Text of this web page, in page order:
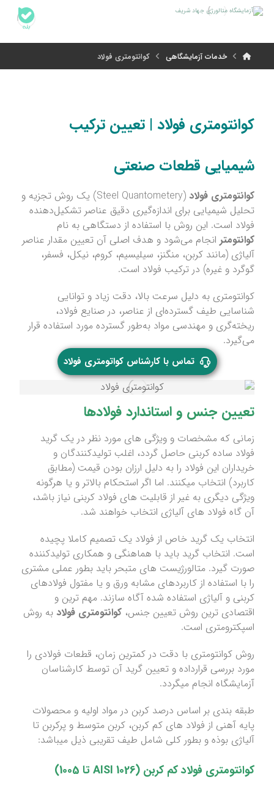
خدمات آزمایشگاهی کوانتومتری فولاد
کوانتومتری فولاد | تعیین ترکیب
شیمیایی قطعات صنعتی
کوانتومتری فولاد
(Steel Quantometery) یک روش تجزیه و
تحلیل شیمیایی برای اندازه‌گیری دقیق عناصر تشکیل‌دهنده
فولاد است. این روش با استفاده از دستگاهی به نام
کوانتومتر انجام می‌شود و هدف اصلی آن تعیین مقدار عناصر
آلیاژی (مانند کربن، منگنز، سیلیسیم، کروم، نیکل، فسفر،
گوگرد و غیره) در ترکیب فولاد است.
کوانتومتری به دلیل سرعت بالا، دقت زیاد و توانایی
شناسایی طیف گسترده‌ای از عناصر، در صنایع فولاد،
ریخته‌گری و مهندسی مواد به‌طور گسترده مورد استفاده قرار
می‌گیرد.
تماس با کارشناس کواتومتری فولاد
تعیین جنس و استاندارد فولادها
زمانی که مشخصات و ویژگی های مورد نظر در یک گرید
فولاد ساده کربنی حاصل گردد، اغلب تولیدکنندگان و
خریداران این فولاد را به دلیل ارزان بودن قیمت (مطابق
کاربرد) انتخاب میکنند. اما اگر استحکام بالاتر و یا هرگونه
ویژگی دیگری به غیر از قابلیت های فولاد کربنی نیاز باشد،
آن گاه فولاد های آلیاژی انتخاب خواهند شد.
انتخاب یک گرید خاص از فولاد یک تصمیم کاملا پچیده
است. انتخاب گرید باید با هماهنگی و همکاری تولیدکننده
صورت گیرد. متالورژیست های متبحر باید بطور عملی مشتری
را با استفاده از کاربردهای مشابه ورق و یا مفتول فولادهای
کربنی و آلیاژی استفاده شده آگاه سازند. مهم ترین و
اقتصادی ترین روش تعیین جنس،کوانتومتری فولاد به روش
اسپکترومتری است.
روش کوانتومتری با دقت در کمترین زمان، قطعات فولادی را
مورد بررسی قرارداده و تعیین گرید آن توسط کارشناسان
آزمایشگاه انجام میگردد.
طبقه بندی بر اساس درصد کربن در مواد اولیه و محصولات
پایه آهنی از فولاد های کم کربن، کربن متوسط و پرکربن تا
آلیاژی بوذه و بطور کلی شامل طیف تقریبی ذیل میباشد:
کوانتومتری فولاد کم کربن (AISI 1026 تا 1005)